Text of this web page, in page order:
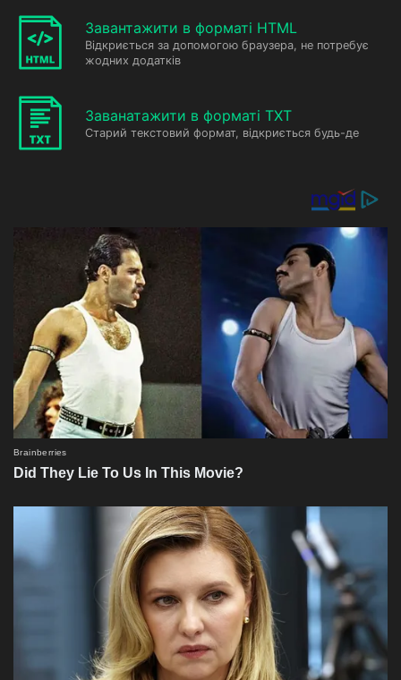
Завантажити в форматі HTML
Відкриється за допомогою браузера, не потребує
жодних додатків
Заванатажити в форматі TXT
Старий текстовий формат, відкриється будь-де